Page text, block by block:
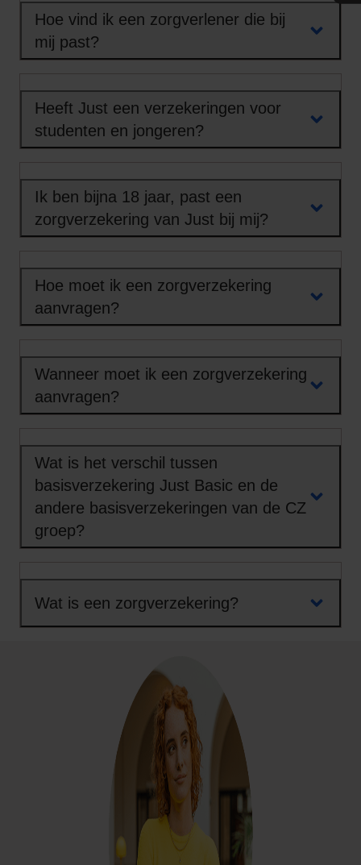
Hoe vind ik een zorgverlener die bij
mij past?
Heeft Just een verzekeringen voor
studenten en jongeren?
Ik ben bijna 18 jaar, past een
zorgverzekering van Just bij mij?
Hoe moet ik een zorgverzekering
aanvragen?
Wanneer moet ik een zorgverzekering
aanvragen?
Wat is het verschil tussen
basisverzekering Just Basic en de
andere basisverzekeringen van de CZ
groep?
Wat is een zorgverzekering?